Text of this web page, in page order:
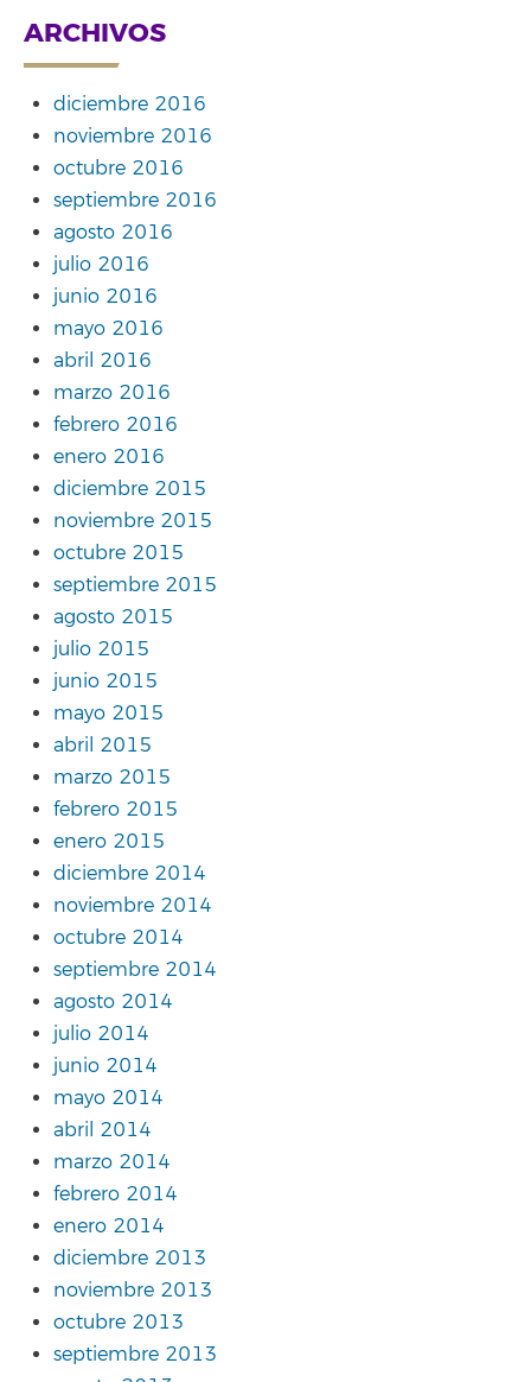
ARCHIVOS
diciembre 2016
noviembre 2016
octubre 2016
septiembre 2016
agosto 2016
julio 2016
junio 2016
mayo 2016
abril 2016
marzo 2016
febrero 2016
enero 2016
diciembre 2015
noviembre 2015
octubre 2015
septiembre 2015
agosto 2015
julio 2015
junio 2015
mayo 2015
abril 2015
marzo 2015
febrero 2015
enero 2015
diciembre 2014
noviembre 2014
octubre 2014
septiembre 2014
agosto 2014
julio 2014
junio 2014
mayo 2014
abril 2014
marzo 2014
febrero 2014
enero 2014
diciembre 2013
noviembre 2013
octubre 2013
septiembre 2013